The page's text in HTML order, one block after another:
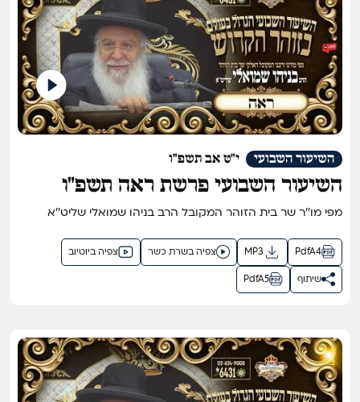
י"ט אב תשפ"ו השיעור השבועי
השיעור השבועי פרשת ראה תשפ"ו
מפי מו''ר שר בית הזוהר המקובל הרב בניהו שמואלי שליט''א
צפיה ביוטיוב צפיה בשרת כשר MP3 PdfA4
PdfA5 שיתוף